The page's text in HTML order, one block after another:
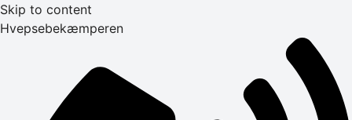
Skip to content
Hvepsebekæmperen